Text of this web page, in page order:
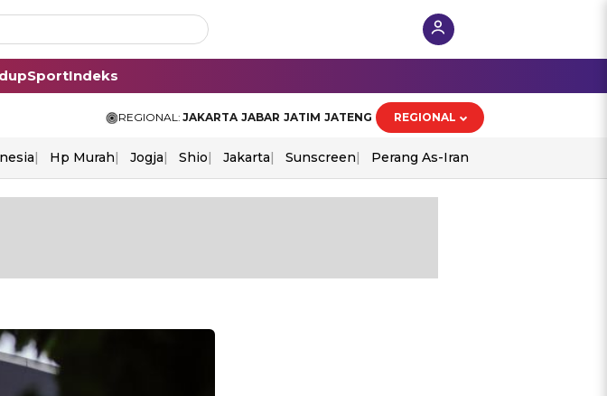
SportIndeks
REGIONAL: JAKARTA JABAR JATIM JATENG REGIONAL
Hp Murah Jogja Shio Jakarta Sunscreen Perang As-Iran